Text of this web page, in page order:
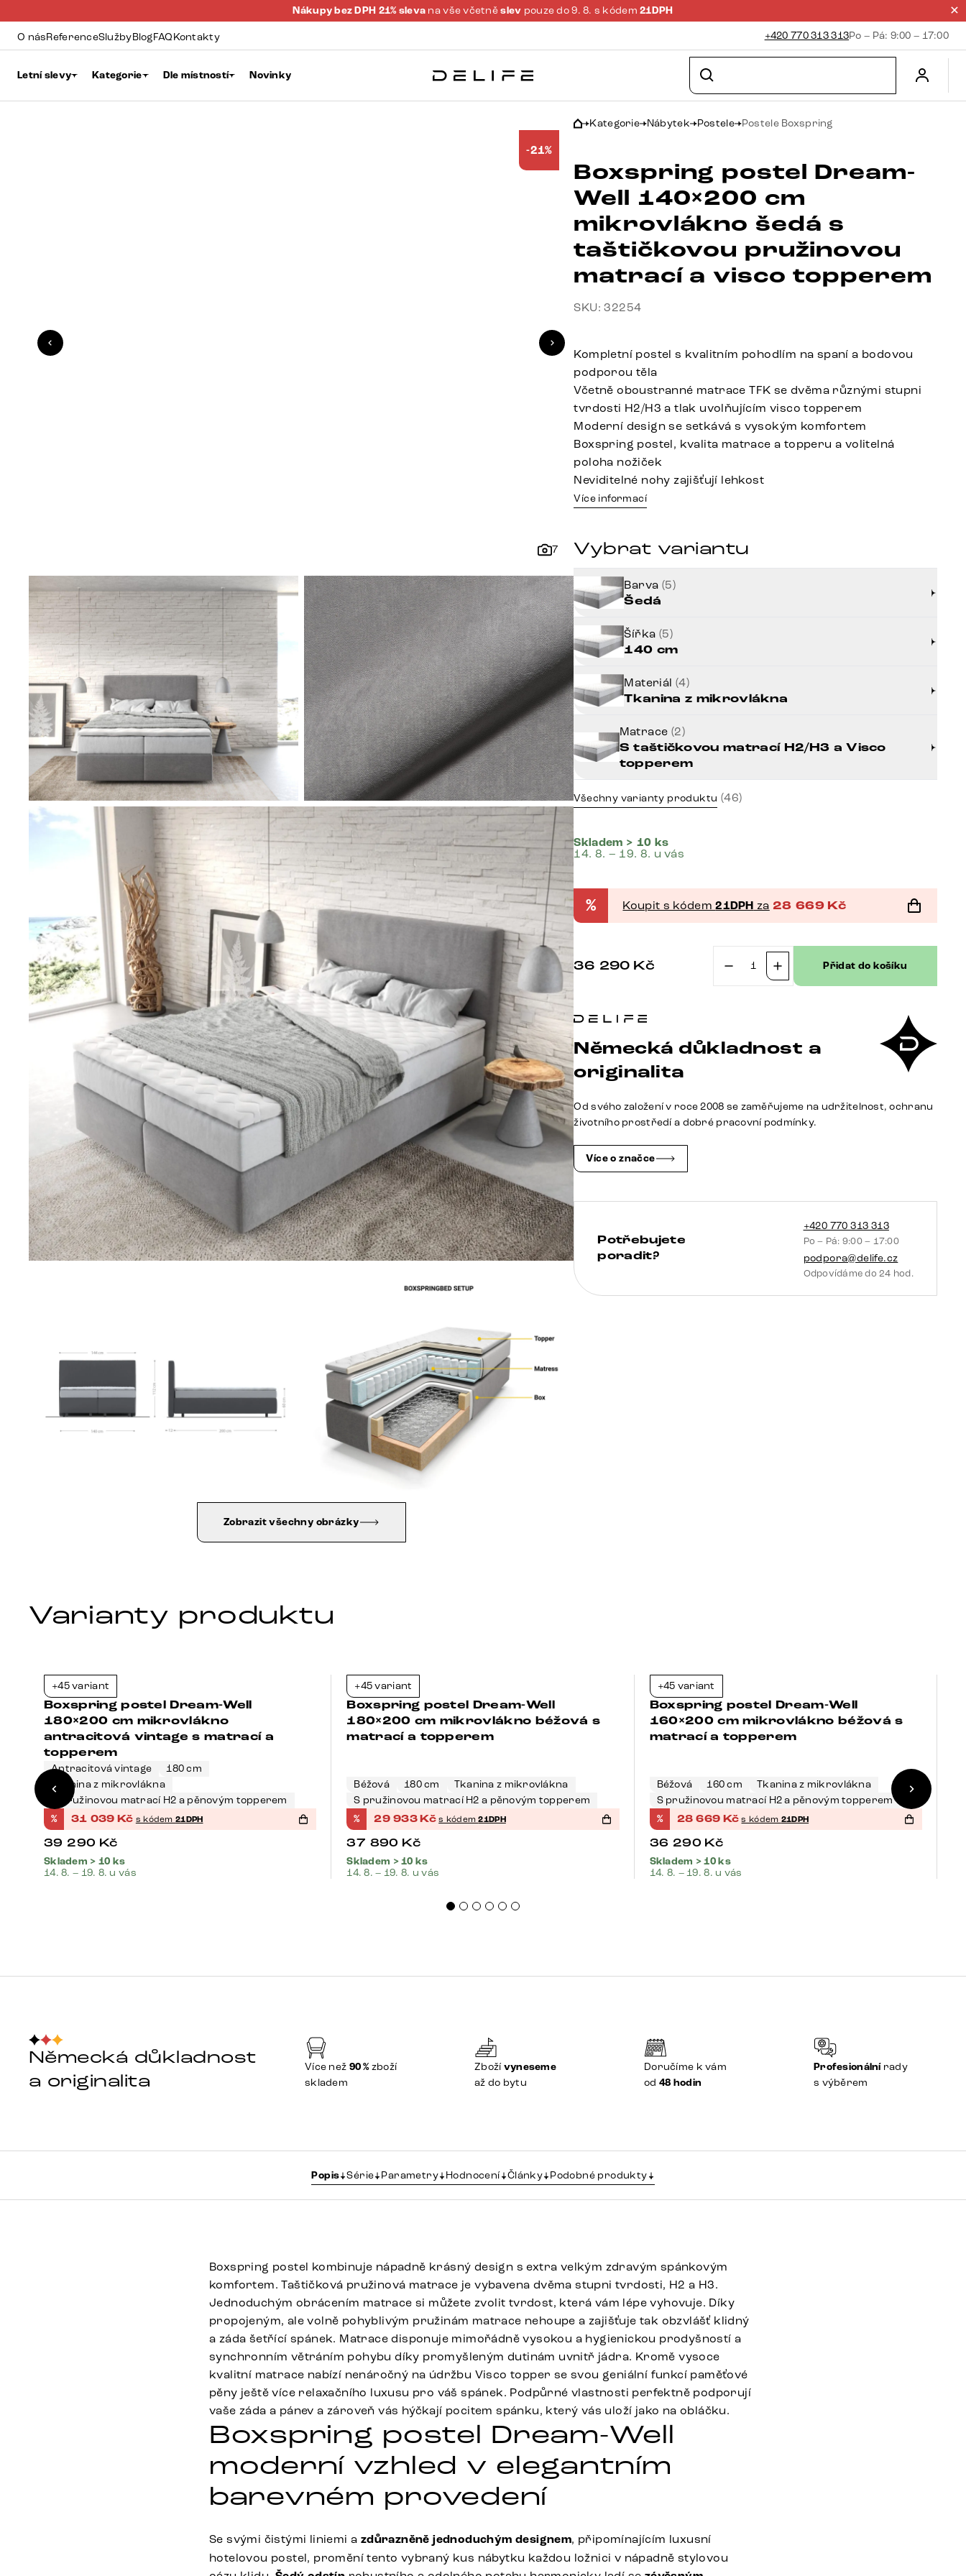
Nákupy bez DPH 21% sleva na vše včetněslev pouze do 9. 8. s kódem21DPH
O násReferenceSlužbyBlogFAQKontakty +420 770 313 313Po – Pá: 9:00 – 17:00
Letní slevy Kategorie Dle místností Novinky
7
-21%
Zobrazit všechny obrázky
Kategorie Nábytek Postele Postele Boxspring
Boxspring postel Dream-
Well 140×200 cm
mikrovlákno šedá s
taštičkovou pružinovou
matrací a visco topperem
SKU: 32254
Kompletní postel s kvalitním pohodlím na spaní a bodovou
podporou těla
Včetně oboustranné matrace TFK se dvěma různými stupni
tvrdosti H2/H3 a tlak uvolňujícím visco topperem
Moderní design se setkává s vysokým komfortem
Boxspring postel, kvalita matrace a topperu a volitelná
poloha nožiček
Neviditelné nohy zajišťují lehkost
Více informací
Vybrat variantu
Barva (5)
Šedá
Šířka (5)
140 cm
Materiál (4)
Tkanina z mikrovlákna
Matrace (2)
S taštičkovou matrací H2/H3 a Visco
topperem
Všechny varianty produktu (46)
Skladem > 10 ks
14. 8. – 19. 8. u vás
% Koupit s kódem21DPH za 28 669 Kč
36 290 Kč
Boxspring
140x200
šedá
s
Přidat do košíku
Německá důkladnost a
originalita
Od svého založení v roce 2008 se zaměřujeme na udržitelnost, ochranu
životního prostředí a dobré pracovní podmínky.
Více o značce
Potřebujete
poradit?
+420 770 313 313
Po – Pá: 9:00 – 17:00
podpora@delife.cz
Odpovídáme do 24 hod.
Varianty produktu
+45 variant
Boxspring postel Dream-Well
180×200 cm mikrovlákno
antracitová vintage s matrací a
topperem
Antracitová vintage
180 cm
Tkanina z mikrovlákna
S pružinovou matrací H2 a pěnovým topperem
% 31 039 Kč s kódem21DPH
39 290 Kč
Skladem > 10 ks
14. 8. – 19. 8. u vás
+45 variant
Boxspring postel Dream-Well
180×200 cm mikrovlákno béžová s
matrací a topperem
Béžová 180 cm
Tkanina z mikrovlákna
S pružinovou matrací H2 a pěnovým topperem
% 29 933Kč s kódem21DPH
37 890 Kč
Skladem > 10 ks
14. 8. – 19. 8. u vás
+45 variant
Boxspring postel Dream-Well
160×200 cm mikrovlákno béžová s
matrací a topperem
Béžová 160 cm
Tkanina z mikrovlákna
S pružinovou matrací H2 a pěnovým topperem
% 28 669 Kč s kódem 21DPH
36 290 Kč
Skladem > 10 ks
14. 8. – 19. 8. u vás
Německá důkladnost
a originalita
Více než 90 %zboží
skladem
Zbožívyneseme
až do bytu
Doručíme k vám
od 48 hodin
Profesionálnírady
s výběrem
Popis Série Parametry Hodnocení Články Podobné produkty
Boxspring postel kombinuje nápadně krásný design s extra velkým zdravým spánkovým
komfortem. Taštičková pružinová matrace je vybavena dvěma stupni tvrdosti, H2 a H3.
Jednoduchým obrácením matrace si můžete zvolit tvrdost, která vám lépe vyhovuje. Díky
propojeným, ale volně pohyblivým pružinám matrace nehoupe a zajišťuje tak obzvlášť klidný
a záda šetřící spánek. Matrace disponuje mimořádně vysokou a hygienickou prodyšností a
synchronním větráním pohybu díky promyšleným dutinám uvnitř jádra. Kromě vysoce
kvalitní matrace nabízí nenáročný na údržbu Visco topper se svou geniální funkcí paměťové
pěny ještě více relaxačního luxusu pro váš spánek. Podpůrné vlastnosti perfektně podporují
vaše záda a pánev a zároveň vás hýčkají pocitem spánku, který vás uloží jako na obláčku.
Boxspring postel Dream-Well
moderní vzhled v elegantním
barevném provedení
Se svými čistými liniemi a zdůrazněně jednoduchým designem, připomínajícím luxusní
hotelovou postel, promění tento vybraný kus nábytku každou ložnici v nápadně stylovou